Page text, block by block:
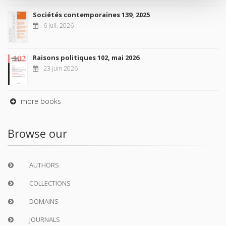
Sociétés contemporaines 139, 2025
6 juil. 2026
Raisons politiques 102, mai 2026
23 juin 2026
more books
Browse our
AUTHORS
COLLECTIONS
DOMAINS
JOURNALS